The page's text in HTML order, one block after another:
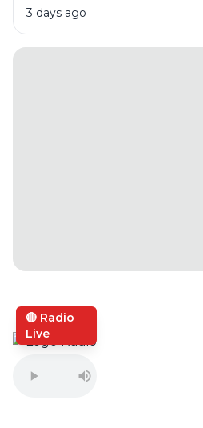
3 days ago
🔴 Radio
Live